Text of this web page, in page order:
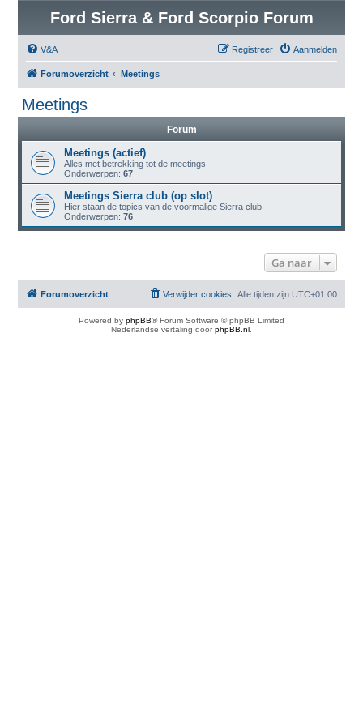
Ford Sierra & Ford Scorpio Forum
V&A Aanmelden
Registreer
Forumoverzicht Meetings
Meetings
Forum
Meetings (actief)
Alles met betrekking tot de meetings
Onderwerpen: 67
Meetings Sierra club (op slot)
Hier staan de topics van de voormalige Sierra club
Onderwerpen: 76
Ga naar
Forumoverzicht Alle tijden zijn UTC+01:00
Verwijder cookies
Powered by phpBB® Forum Software © phpBB Limited
Nederlandse vertaling doorphpBB.nl